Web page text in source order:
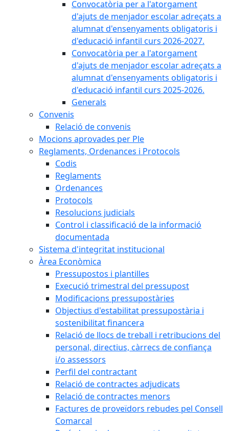
Convocatòria per a l'atorgament
d'ajuts de menjador escolar adreçats a
alumnat d'ensenyaments obligatoris i
d'educació infantil curs 2026-2027.
Convocatòria per a l'atorgament
d'ajuts de menjador escolar adreçats a
alumnat d'ensenyaments obligatoris i
d'educació infantil curs 2025-2026.
Generals
Convenis
Relació de convenis
Mocions aprovades per Ple
Reglaments, Ordenances i Protocols
Codis
Reglaments
Ordenances
Protocols
Resolucions judicials
Control i classificació de la informació
documentada
Sistema d'integritat institucional
Àrea Econòmica
Pressupostos i plantilles
Execució trimestral del pressupost
Modificacions pressupostàries
Objectius d'estabilitat pressupostària i
sostenibilitat financera
Relació de llocs de treball i retribucions del
personal, directius, càrrecs de confiança
i/o assessors
Perfil del contractant
Relació de contractes adjudicats
Relació de contractes menors
Factures de proveïdors rebudes pel Consell
Comarcal